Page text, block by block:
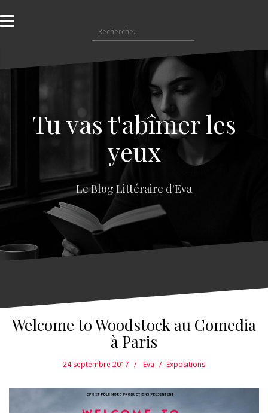
l
a
e
e
Tu vas t'abîmer les
yeux
Le Blog Littéraire d'Eva
Welcome to Woodstock au Comedia
à Paris
24 septembre 2017 Eva Expositions